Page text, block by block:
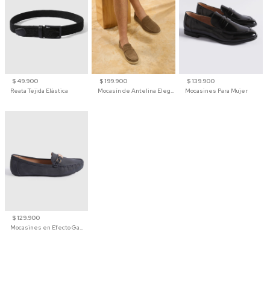
$ 49.900
Reata Tejida Elástica
$ 199.900
Mocasín de Antelina Elegante con Suela de Contraste Para Hombre
$ 139.900
Mocasines Para Mujer
$ 129.900
Mocasines en Efecto Gamuzado Para Mujer